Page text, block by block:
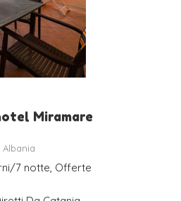
Miramare
Albania
7 notte, Offerte